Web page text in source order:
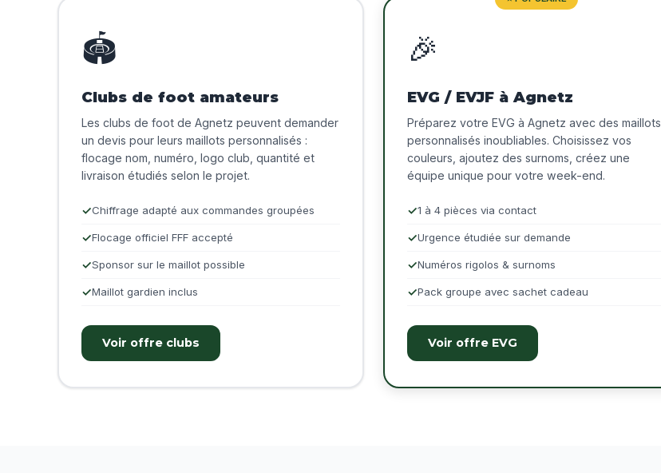
🏟️
Clubs de foot amateurs
Les clubs de foot de Agnetz peuvent demander
un devis pour leurs maillots personnalisés :
flocage nom, numéro, logo club, quantité et
livraison étudiés selon le projet.
Chiffrage adapté aux commandes groupées
Flocage officiel FFF accepté
Sponsor sur le maillot possible
Maillot gardien inclus
Voir offre clubs
🎉
EVG / EVJF à Agnetz
Préparez votre EVG à Agnetz avec des maillots
personnalisés inoubliables. Choisissez vos
couleurs, ajoutez des surnoms, créez une
équipe unique pour votre week-end.
1 à 4 pièces via contact
Urgence étudiée sur demande
Numéros rigolos & surnoms
Pack groupe avec sachet cadeau
Voir offre EVG